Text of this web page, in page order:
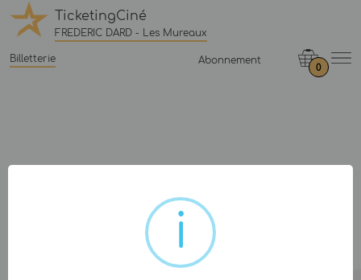
TicketingCiné
FREDERIC DARD - Les Mureaux
Billetterie Abonnement
0